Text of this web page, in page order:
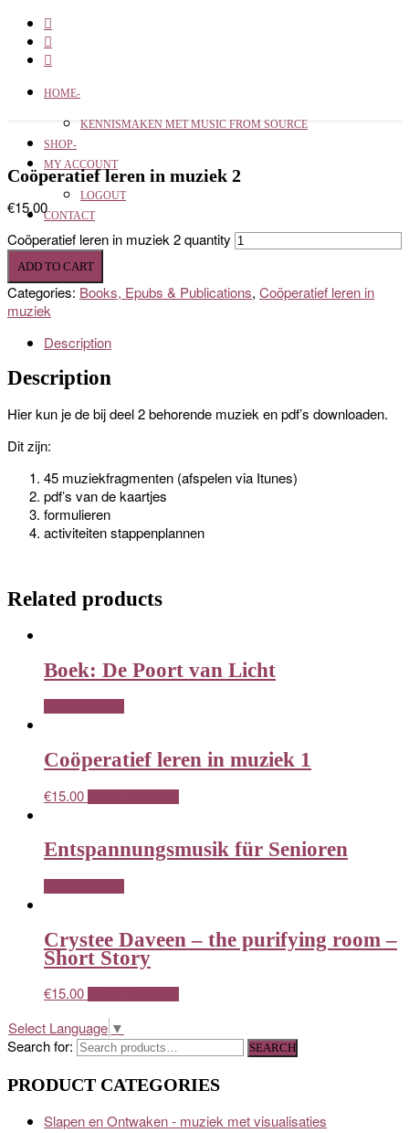
HOME-
KENNISMAKEN MET MUSIC FROM SOURCE
SHOP-
MY ACCOUNT
LOGOUT
CONTACT
Coöperatief leren in muziek 2
€15.00
Coöperatief leren in muziek 2 quantity
ADD TO CART
Categories: Books, Epubs & Publications, Coöperatief leren in
muziek
Description
Description
Hier kun je de bij deel 2 behorende muziek en pdf’s downloaden.
Dit zijn:
45 muziekfragmenten (afspelen via Itunes)
pdf’s van de kaartjes
formulieren
activiteiten stappenplannen
Related products
Boek: De Poort van Licht
Coöperatief leren in muziek 1
€15.00
Entspannungsmusik für Senioren
Crystee Daveen – the purifying room –
Short Story
€15.00
Select Language ▼
Search for:
SEARCH
PRODUCT CATEGORIES
Slapen en Ontwaken - muziek met visualisaties